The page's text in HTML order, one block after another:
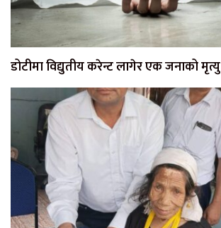
डोटीमा विद्युतीय करेन्ट लागेर एक जनाको मृत्यु